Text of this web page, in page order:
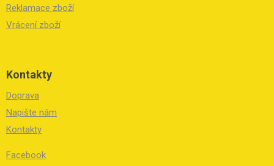
Reklamace zboží
Vrácení zboží
Kontakty
Doprava
Napište nám
Kontakty
Facebook